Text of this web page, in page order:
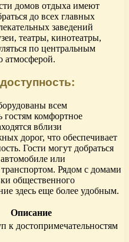
домов отдыха имеют
до всех главных
заведений
театры, кинотеатры,
по центральным
атмосферой.
всем
гостям комфортное
вблизи
дорог, что обеспечивает
Гости могут добраться
или
Рядом с домами
общественного
здесь еще более удобным.
Описание
к достопримечательностям